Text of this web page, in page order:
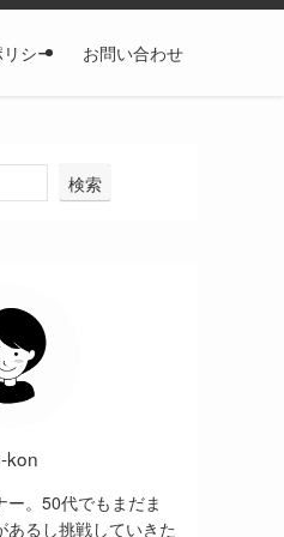
シー お問い合わせ
検索
kon
。50代でもまだま
あるし挑戦していきた